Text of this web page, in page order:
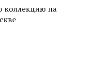
коллекцию на